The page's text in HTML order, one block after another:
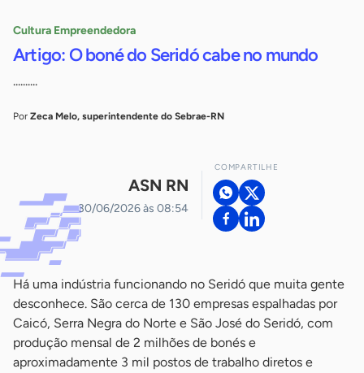
Cultura Empreendedora
Artigo: O boné do Seridó cabe no mundo
..........
Por Zeca Melo, superintendente do Sebrae-RN
ASN RN
30/06/2026 às 08:54
COMPARTILHE
Há uma indústria funcionando no Seridó que muita gente
desconhece. São cerca de 130 empresas espalhadas por
Caicó, Serra Negra do Norte e São José do Seridó, com
produção mensal de 2 milhões de bonés e
aproximadamente 3 mil postos de trabalho diretos e